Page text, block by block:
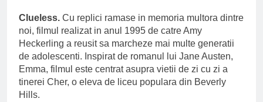
Clueless. Cu replici ramase in memoria multora dintre
noi, filmul realizat in anul 1995 de catre Amy
Heckerling a reusit sa marcheze mai multe generatii
de adolescenti. Inspirat de romanul lui Jane Austen,
Emma, filmul este centrat asupra vietii de zi cu zi a
tinerei Cher, o eleva de liceu populara din Beverly
Hills.